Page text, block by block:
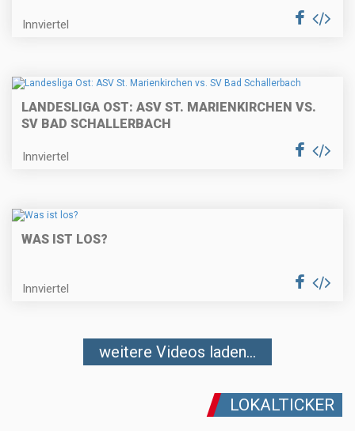
Innviertel
LANDESLIGA OST: ASV ST. MARIENKIRCHEN VS.
SV BAD SCHALLERBACH
Innviertel
WAS IST LOS?
Innviertel
weitere Videos laden...
LOKALTICKER